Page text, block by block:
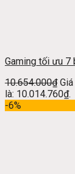
Gaming tối ưu 7
10.654.000₫
là: 10.014.760₫.
-6%